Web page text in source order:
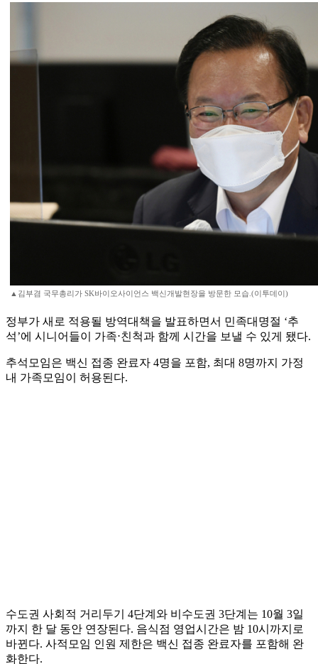
▲김부겸 국무총리가 SK바이오사이언스 백신개발현장을 방문한 모습.(이투데이)
정부가 새로 적용될 방역대책을 발표하면서 민족대명절 ‘추
석’에 시니어들이 가족⋅친척과 함께 시간을 보낼 수 있게 됐다.
추석모임은 백신 접종 완료자 4명을 포함, 최대 8명까지 가정
내 가족모임이 허용된다.
수도권 사회적 거리두기 4단계와 비수도권 3단계는 10월 3일
까지 한 달 동안 연장된다. 음식점 영업시간은 밤 10시까지로
바뀐다. 사적모임 인원 제한은 백신 접종 완료자를 포함해 완
화한다.